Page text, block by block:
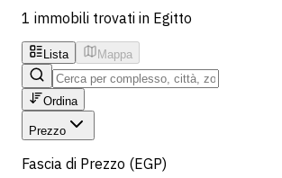
1 immobili trovati in Egitto
Lista Mappa
Ordina
Prezzo
Fascia di Prezzo (EGP)